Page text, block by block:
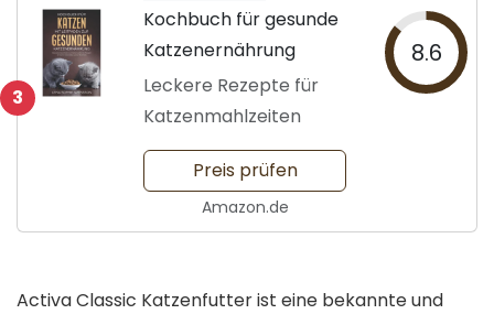
3
Kochbuch für gesunde
Katzenernährung
Leckere Rezepte für
Katzenmahlzeiten
8.6
Preis prüfen
Amazon.de
Activa Classic Katzenfutter ist eine bekannte und